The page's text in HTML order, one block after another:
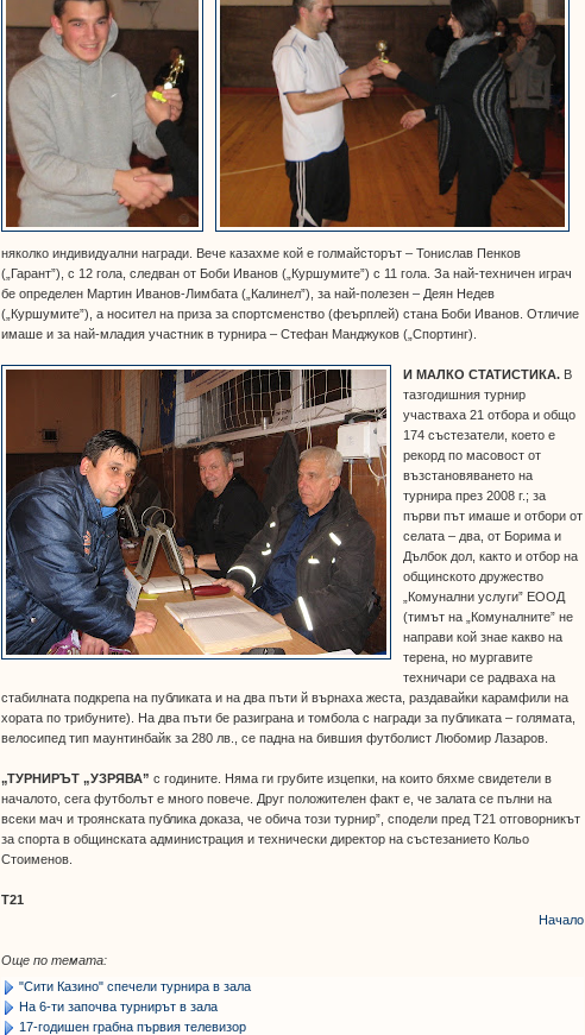
няколко индивидуални награди. Вече казахме кой е голмайсторът – Тонислав Пенков
(„Гарант”), с 12 гола, следван от Боби Иванов („Куршумите”) с 11 гола. За най-техничен играч
бе определен Мартин Иванов-Лимбата („Калинел”), за най-полезен – Деян Недев
(„Куршумите”), а носител на приза за спортсменство (феърплей) стана Боби Иванов. Отличие
имаше и за най-младия участник в турнира – Стефан Манджуков („Спортинг).
И МАЛКО СТАТИСТИКА. В
тазгодишния турнир
участваха 21 отбора и общо
174 състезатели, което е
рекорд по масовост от
възстановяването на
турнира през 2008 г.; за
първи път имаше и отбори от
селата – два, от Борима и
Дълбок дол, както и отбор на
общинското дружество
„Комунални услуги” ЕООД
(тимът на „Комуналните” не
направи кой знае какво на
терена, но мургавите
техничари се радваха на
стабилната подкрепа на публиката и на два пъти й върнаха жеста, раздавайки карамфили на
хората по трибуните). На два пъти бе разиграна и томбола с награди за публиката – голямата,
велосипед тип маунтинбайк за 280 лв., се падна на бившия футболист Любомир Лазаров.
„ТУРНИРЪТ „УЗРЯВА” с годините. Няма ги грубите изцепки, на които бяхме свидетели в
началото, сега футболът е много повече. Друг положителен факт е, че залата се пълни на
всеки мач и троянската публика доказа, че обича този турнир”, сподели пред Т21 отговорникът
за спорта в общинската администрация и технически директор на състезанието Кольо
Стоименов.
Т21
Начало
Още по темата:
"Сити Казино" спечели турнира в зала
На 6-ти започва турнирът в зала
17-годишен грабна първия телевизор